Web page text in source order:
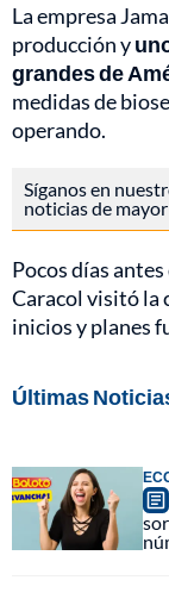
La empresa
producción y
grandes de
medidas de
operando.
Síganos en
noticias de
Pocos días
Caracol visitó la
inicios y planes
Últimas